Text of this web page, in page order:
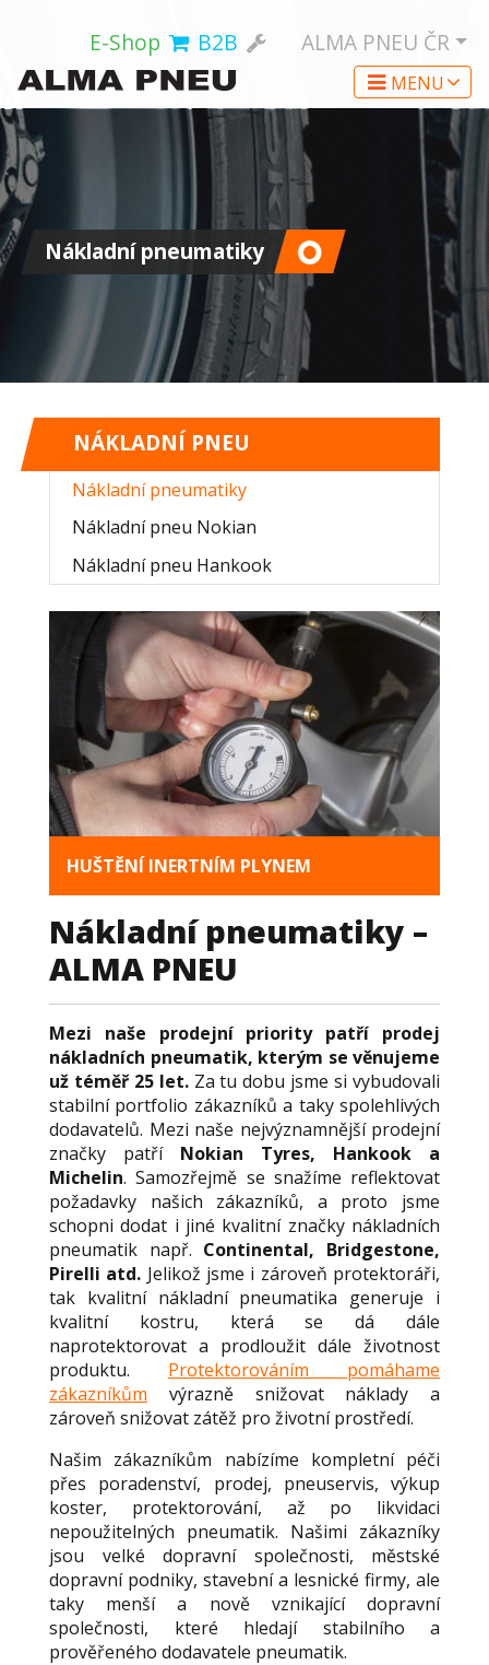
ALMA PNEU ČR
B2B
E-Shop
MENU
Nákladní pneumatiky
NÁKLADNÍ PNEU
Nákladní pneumatiky
Nákladní pneu Nokian
Nákladní pneu Hankook
HUŠTĚNÍ INERTNÍM PLYNEM
Nákladní pneumatiky –
ALMA PNEU
Mezi naše prodejní priority patří prodej
nákladních pneumatik, kterým se věnujeme
už téměř 25 let.Za tu dobu jsme si vybudovali
stabilní portfolio zákazníků a taky spolehlivých
dodavatelů. Mezi naše nejvýznamnější prodejní
značky patří Nokian Tyres, Hankook a
Michelin. Samozřejmě se snažíme reflektovat
požadavky našich zákazníků, a proto jsme
schopni dodat i jiné kvalitní značky nákladních
pneumatik např. Continental, Bridgestone,
Pirelli atd. Jelikož jsme i zároveň protektoráři,
tak kvalitní nákladní pneumatika generuje i
kvalitní kostru, která se dá dále
naprotektorovat a prodloužit dále životnost
produktu. Protektorováním pomáhame
zákazníkům výrazně snižovat náklady a
zároveň snižovat zátěž pro životní prostředí.
Našim zákazníkům nabízíme kompletní péči
přes poradenství, prodej, pneuservis, výkup
koster, protektorování, až po likvidaci
nepoužitelných pneumatik. Našimi zákazníky
jsou velké dopravní společnosti, městské
dopravní podniky, stavební a lesnické firmy, ale
taky menší a nově vznikající dopravní
společnosti, které hledají stabilního a
prověřeného dodavatele pneumatik.